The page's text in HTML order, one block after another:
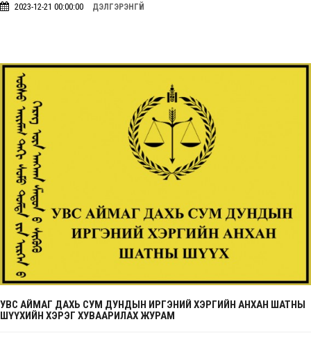
2023-12-21 00:00:00 ДЭЛГЭРЭНГҮЙ
УВС АЙМАГ ДАХЬ СУМ ДУНДЫН ИРГЭНИЙ ХЭРГИЙН АНХАН ШАТНЫ
ШҮҮХИЙН ХЭРЭГ ХУВААРИЛАХ ЖУРАМ